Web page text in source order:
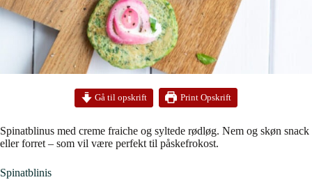
Gå til opskrift Print Opskrift
Spinatblinus med creme fraiche og syltede rødløg. Nem og skøn snack
eller forret – som vil være perfekt til påskefrokost.
Spinatblinis